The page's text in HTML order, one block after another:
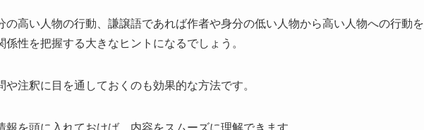
の高い人物の行動、謙譲語であれば作者や身分の低い人物から高い人物への行動を
性を把握する大きなヒントになるでしょう。
や注釈に目を通しておくのも効果的な方法です。
を頭に入れておけば、内容をスムーズに理解できます。